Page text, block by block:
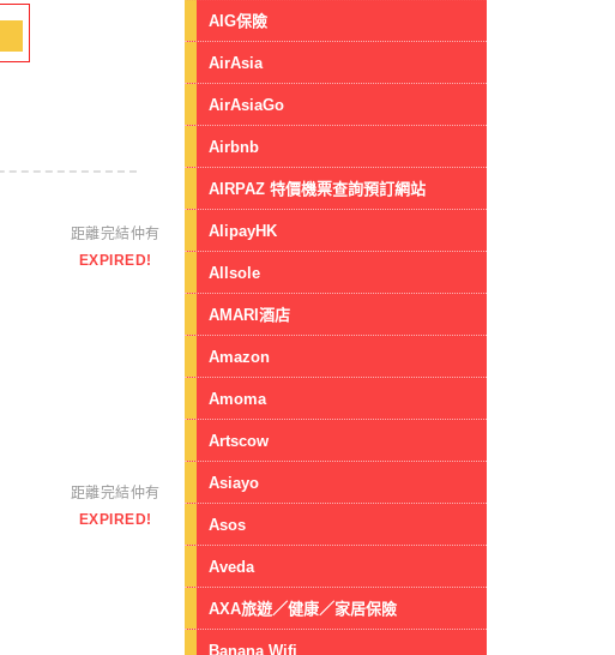
距離完結仲有
EXPIRED!
距離完結仲有
EXPIRED!
AIG保險
AirAsia
AirAsiaGo
Airbnb
AIRPAZ 特價機票查詢預訂網站
AlipayHK
Allsole
AMARI酒店
Amazon
Amoma
Artscow
Asiayo
Asos
Aveda
AXA旅遊／健康／家居保險
Banana Wifi